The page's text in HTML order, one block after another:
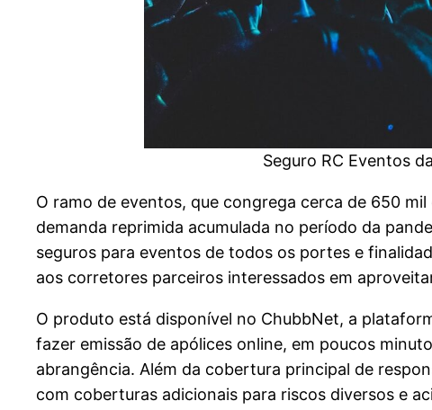
Seguro RC Eventos
O ramo de eventos, que congrega cerca de 650
demanda reprimida acumulada no período da
seguros para eventos de todos os portes e
aos corretores parceiros interessados em
O produto está disponível no ChubbNet, a
fazer emissão de apólices online, em poucos
abrangência. Além da cobertura principal de
com coberturas adicionais para riscos diversos e